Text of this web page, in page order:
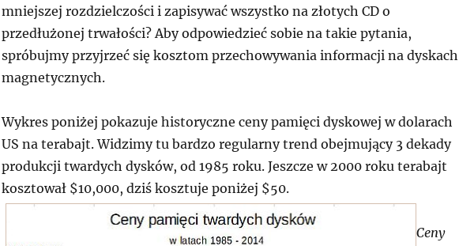
mniejszej rozdzielczości i zapisywać wszystko na złotych CD o
przedłużonej trwałości? Aby odpowiedzieć sobie na takie pytania,
spróbujmy przyjrzeć się kosztom przechowywania informacji na dyskach
magnetycznych.
Wykres poniżej pokazuje historyczne ceny pamięci dyskowej w dolarach
US na terabajt. Widzimy tu bardzo regularny trend obejmujący 3 dekady
produkcji twardych dysków, od 1985 roku. Jeszcze w 2000 roku terabajt
kosztował $10,000, dziś kosztuje poniżej $50.
Ceny